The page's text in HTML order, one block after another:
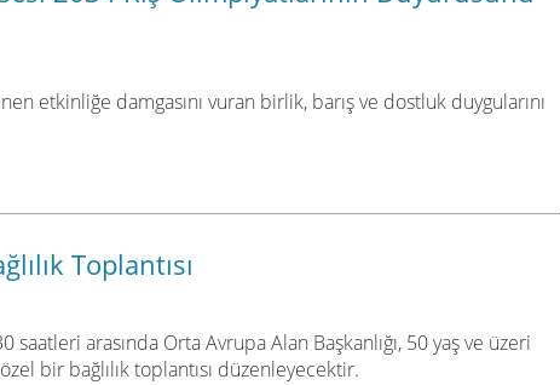
etkinliğe damgasını vuran birlik, barış ve dostluk duygularını
Toplantısı
saatleri arasında Orta Avrupa Alan Başkanlığı, 50 yaş ve üzeri
bir bağlılık toplantısı düzenleyecektir.